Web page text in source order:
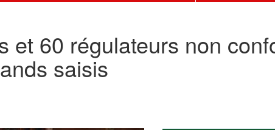
et 60 régulateurs non
saisis